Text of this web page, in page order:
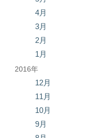
4月
3月
2月
1月
2016年
12月
11月
10月
9月